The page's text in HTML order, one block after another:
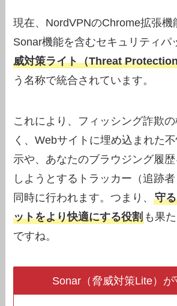
現在、NordVPNのChrome拡張機
Sonar機能を含むセキュリティパ
威対策ライト（Threat
う名称で統合されています。
これにより、フィッシング詐欺
く、Webサイトに埋め込まれた
示や、あなたのブラウジング履
しようとするトラッカー（追跡
同時に行われます。つまり、守
ットをより快適にする役割 も果
ですね。
Sonar（脅威対策Lite）が